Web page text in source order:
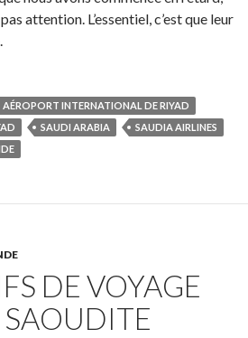
attention. L’essentiel, c’est que leur
AÉROPORT INTERNATIONAL DE RIYAD
SAUDI ARABIA
SAUDIA AIRLINES
DE VOYAGE